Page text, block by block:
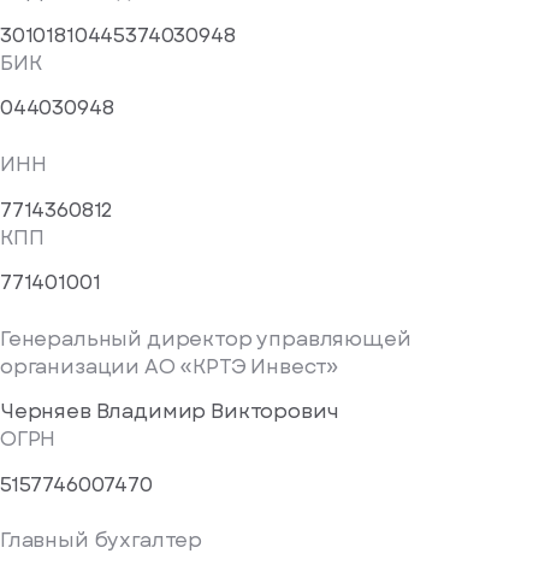
30101810445374030948
БИК
044030948
ИНН
7714360812
КПП
771401001
Генеральный директор управляющей
организации АО «КРТЭ Инвест»
Черняев Владимир Викторович
ОГРН
5157746007470
Главный бухгалтер
на